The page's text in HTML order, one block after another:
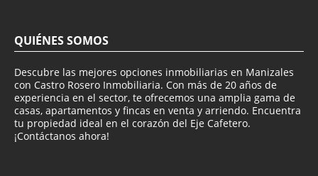
QUIÉNES SOMOS
Descubre las mejores opciones inmobiliarias en Manizales
con Castro Rosero Inmobiliaria. Con más de 20 años de
experiencia en el sector, te ofrecemos una amplia gama de
casas, apartamentos y fincas en venta y arriendo. Encuentra
tu propiedad ideal en el corazón del Eje Cafetero.
¡Contáctanos ahora!